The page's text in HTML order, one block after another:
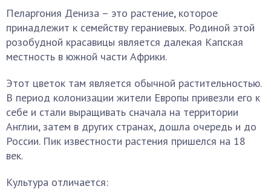
Пеларгония Дениза – это растение, которое
принадлежит к семейству гераниевых. Родиной этой
розобудной красавицы является далекая Капская
местность в южной части Африки.
Этот цветок там является обычной растительностью.
В период колонизации жители Европы привезли его к
себе и стали выращивать сначала на территории
Англии, затем в других странах, дошла очередь и до
России. Пик известности растения пришелся на 18
век.
Культура отличается: